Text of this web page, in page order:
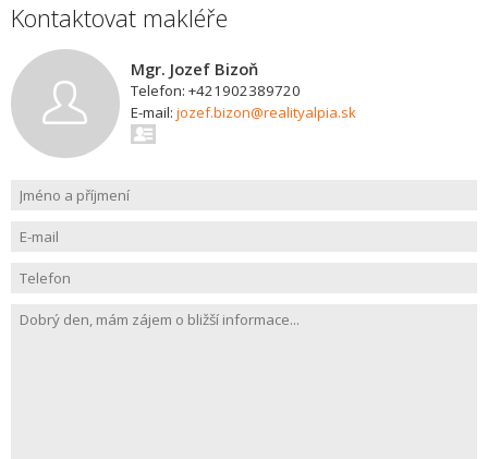
Kontaktovat makléře
Mgr. Jozef Bizoň
Telefon: +421902389720
E-mail: jozef.bizon@realityalpia.sk